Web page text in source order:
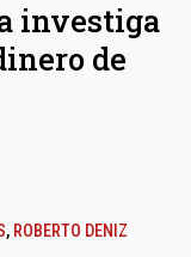
investiga
de
, ROBERTO DENIZ